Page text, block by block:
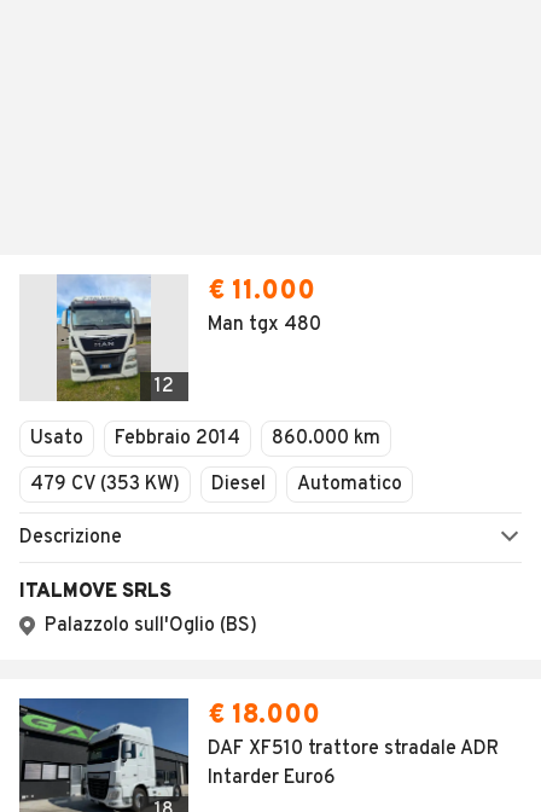
12
€ 11.000
Man tgx 480
Usato Febbraio 2014
860.000 km
479 CV (353 KW)
Diesel Automatico
Descrizione
ITALMOVE SRLS
Palazzolo sull'Oglio (BS)
€ 18.000
DAF XF510 trattore stradale ADR
Intarder Euro6